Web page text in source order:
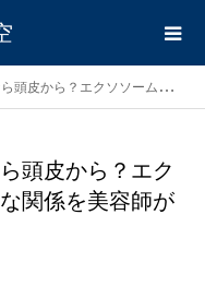
ームと小顔矯正の意外な関係を美容師が解説
頭皮から？エク
関係を美容師が